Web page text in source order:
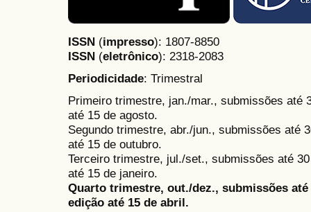
ISSN (impresso): 1807-8850
ISSN (eletrônico): 2318-2083
Periodicidade: Trimestral
Primeiro trimestre, jan./mar., submissões até
até 15 de agosto.
Segundo trimestre, abr./jun., submissões até
até 15 de outubro.
Terceiro trimestre, jul./set., submissões até
até 15 de janeiro.
Quarto trimestre, out./dez., submissões
edição até 15 de abril.